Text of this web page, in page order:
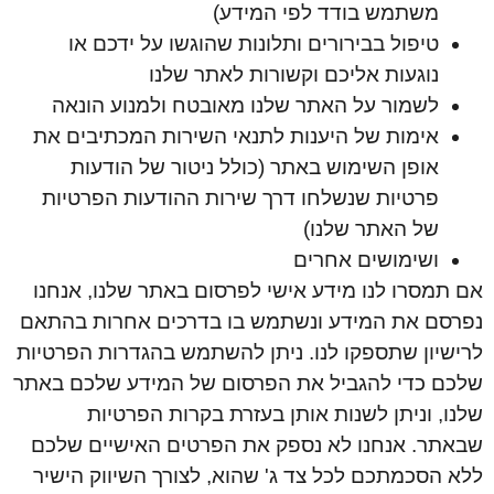
משתמש בודד לפי המידע)
טיפול בבירורים ותלונות שהוגשו על ידכם או
נוגעות אליכם וקשורות לאתר שלנו
לשמור על האתר שלנו מאובטח ולמנוע הונאה
אימות של היענות לתנאי השירות המכתיבים את
אופן השימוש באתר (כולל ניטור של הודעות
פרטיות שנשלחו דרך שירות ההודעות הפרטיות
של האתר שלנו)
ושימושים אחרים
אם תמסרו לנו מידע אישי לפרסום באתר שלנו, אנחנו
נפרסם את המידע ונשתמש בו בדרכים אחרות בהתאם
לרישיון שתספקו לנו. ניתן להשתמש בהגדרות הפרטיות
שלכם כדי להגביל את הפרסום של המידע שלכם באתר
שלנו, וניתן לשנות אותן בעזרת בקרות הפרטיות
שבאתר. אנחנו לא נספק את הפרטים האישיים שלכם
ללא הסכמתכם לכל צד ג' שהוא, לצורך השיווק הישיר